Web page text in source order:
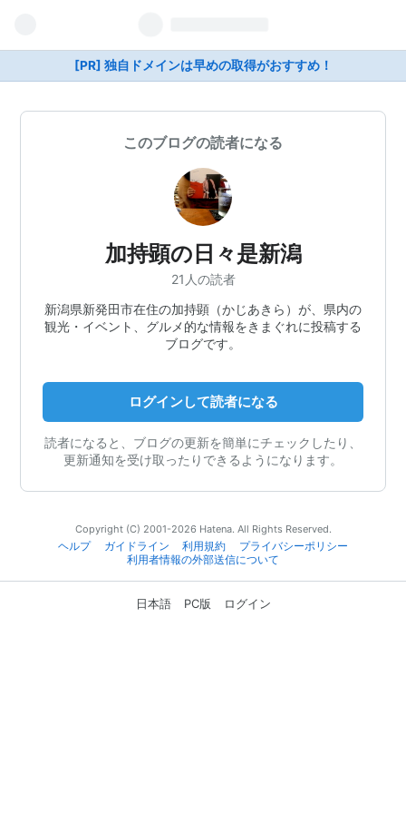
[PR] 独自ドメインは早めの取得がおすすめ！
このブログの読者になる
加持顕の日々是新潟
21人の読者
新潟県新発田市在住の加持顕（かじあきら）が、県内の
観光・イベント、グルメ的な情報をきまぐれに投稿する
ブログです。
ログインして読者になる
読者になると、ブログの更新を簡単にチェックしたり、
更新通知を受け取ったりできるようになります。
Copyright (C) 2001-2026 Hatena. All Rights Reserved.
ヘルプ
ガイドライン 利用規約
プライバシーポリシー
利用者情報の外部送信について
日本語 PC版 ログイン